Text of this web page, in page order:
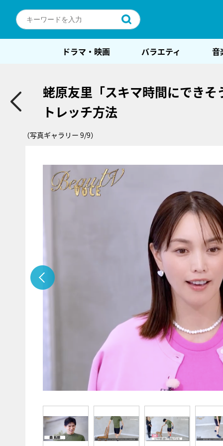
ドラマ・映画 バラエティ 音
蛯原友里「スキマ時間にでき
トレッチ方法
（写真ギャラリー 9/9）